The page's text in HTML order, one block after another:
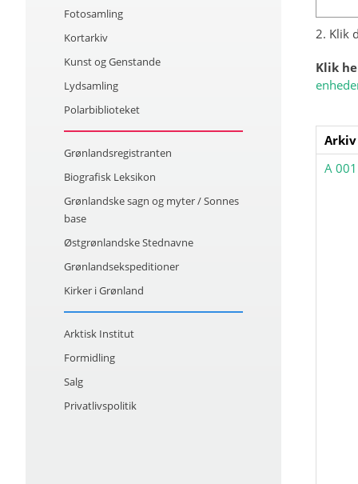
Fotosamling
Kortarkiv
Kunst og Genstande
Lydsamling
Polarbiblioteket
Grønlandsregistranten
Biografisk Leksikon
Grønlandske sagn og myter / Sonnes
base
Østgrønlandske Stednavne
Grønlandsekspeditioner
Kirker i Grønland
Arktisk Institut
Formidling
Salg
Privatlivspolitik
2. Klik
Klik
Arkiv
A 001